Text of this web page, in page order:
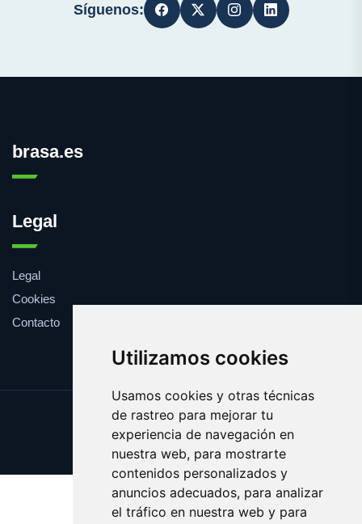
Utilizamos cookies
Usamos cookies y otras técnicas
de rastreo para mejorar tu
experiencia de navegación en
nuestra web, para mostrarte
contenidos personalizados y
anuncios adecuados, para analizar
el tráfico en nuestra web y para
Síguenos:
brasa.es
Legal
Legal
Cookies
Contacto
Update cookies preferences
Copyright © 2025 brasa.es